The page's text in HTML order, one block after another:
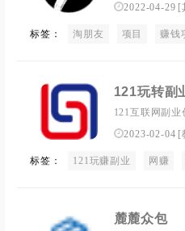
2022-04-29 [
标签： 淘朋友 项目 赚钱
121玩转副
121互联网副业
2023-02-04 [
标签： 121玩赚副业 网赚
麓麓众包